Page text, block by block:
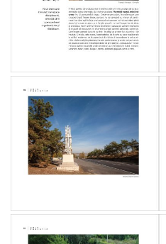
teritorial
Cimișlia
sănătatea
mintală
pentru
anii
2027